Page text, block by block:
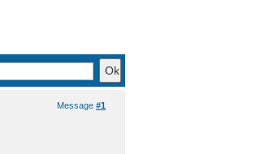
Message#1